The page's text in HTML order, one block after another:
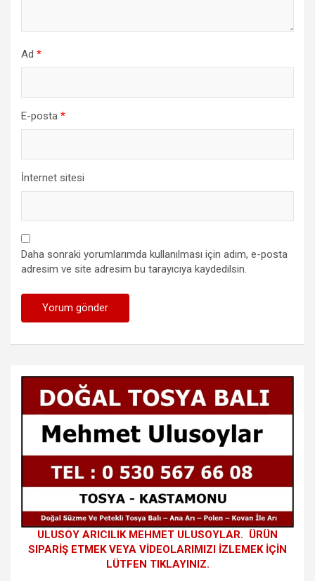
Ad *
E-posta *
İnternet sitesi
Daha sonraki yorumlarımda kullanılması için adım, e-posta
adresim ve site adresim bu tarayıcıya kaydedilsin.
ULUSOY ARICILIK MEHMET ULUSOYLAR. ÜRÜN
SIPARİŞ ETMEK VEYA VİDEOLARIMIZI İZLEMEK İÇİN
LÜTFEN TIKLAYINIZ.